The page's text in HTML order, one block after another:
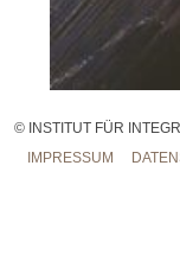
© INSTITUT FÜR
IMPRESSUM